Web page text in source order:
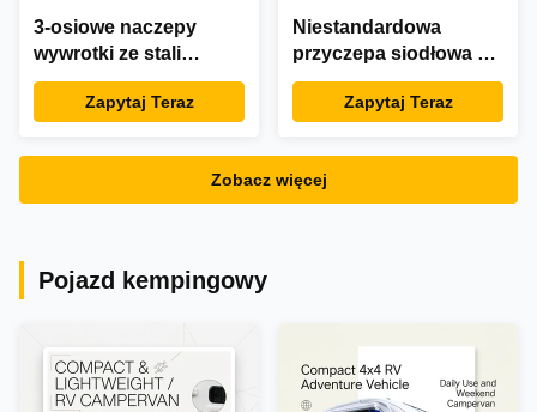
3-osiowe naczepy
wywrotki ze stali
węglowej Q235B 18
WheelerZapytaj Teraz
Niestandardowa
przyczepa siodłowa z
wywrotką 53 Ft,
trzyosiowa
Zapytaj Teraz
Zobacz więcej
Pojazd kempingowy